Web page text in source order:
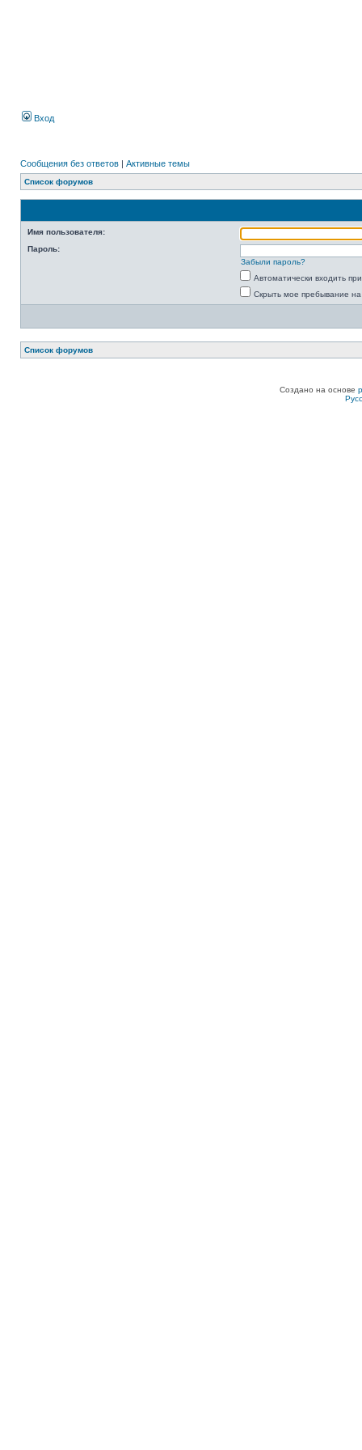
Вход
Сообщения без ответов | Активные темы
Список форумов
Имя пользователя:
Пароль:
Забыли пароль?
Автоматически входить
Скрыть мое пребывание
Список форумов
Создано на основе